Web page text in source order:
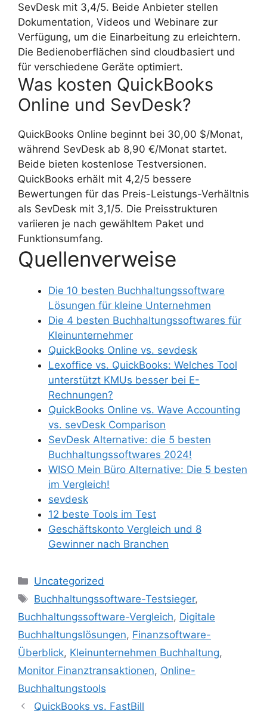
SevDesk mit 3,4/5. Beide Anbieter stellen
Dokumentation, Videos und Webinare zur
Verfügung, um die Einarbeitung zu erleichtern.
Die Bedienoberflächen sind cloudbasiert und
für verschiedene Geräte optimiert.
Was kosten QuickBooks
Online und SevDesk?
QuickBooks Online beginnt bei 30,00 $/Monat,
während SevDesk ab 8,90 €/Monat startet.
Beide bieten kostenlose Testversionen.
QuickBooks erhält mit 4,2/5 bessere
Bewertungen für das Preis-Leistungs-Verhältnis
als SevDesk mit 3,1/5. Die Preisstrukturen
variieren je nach gewähltem Paket und
Funktionsumfang.
Quellenverweise
Die 10 besten Buchhaltungssoftware
Lösungen für kleine Unternehmen
Die 4 besten Buchhaltungssoftwares für
Kleinunternehmer
QuickBooks Online vs. sevdesk
Lexoffice vs. QuickBooks: Welches Tool
unterstützt KMUs besser bei E-
Rechnungen?
QuickBooks Online vs. Wave Accounting
vs. sevDesk Comparison
SevDesk Alternative: die 5 besten
Buchhaltungssoftwares 2024!
WISO Mein Büro Alternative: Die 5 besten
im Vergleich!
sevdesk
12 beste Tools im Test
Geschäftskonto Vergleich und 8
Gewinner nach Branchen
Kategorien
Uncategorized
Schlagwörter
Buchhaltungssoftware-Testsieger,
Buchhaltungssoftware-Vergleich, Digitale
Buchhaltungslösungen, Finanzsoftware-
Überblick, Kleinunternehmen Buchhaltung,
Monitor Finanztransaktionen, Online-
Buchhaltungstools
QuickBooks vs. FastBill